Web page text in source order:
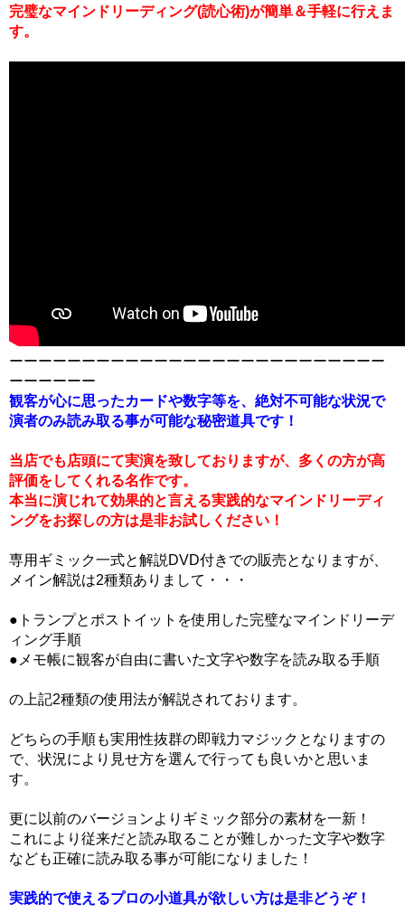
完璧なマインドリーディング(読心術)が簡単＆手軽に行えま
す。
ーーーーーーーーーーーーーーーーーーーーーーーーーー
ーーーーーー
観客が心に思ったカードや数字等を、絶対不可能な状況で
演者のみ読み取る事が可能な秘密道具です！
当店でも店頭にて実演を致しておりますが、多くの方が高
評価をしてくれる名作です。
本当に演じれて効果的と言える実践的なマインドリーディ
ングをお探しの方は是非お試しください！
専用ギミック一式と解説DVD付きでの販売となりますが、
メイン解説は2種類ありまして・・・
●トランプとポストイットを使用した完璧なマインドリーデ
ィング手順
●メモ帳に観客が自由に書いた文字や数字を読み取る手順
の上記2種類の使用法が解説されております。
どちらの手順も実用性抜群の即戦力マジックとなりますの
で、状況により見せ方を選んで行っても良いかと思いま
す。
更に以前のバージョンよりギミック部分の素材を一新！
これにより従来だと読み取ることが難しかった文字や数字
なども正確に読み取る事が可能になりました！
実践的で使えるプロの小道具が欲しい方は是非どうぞ！